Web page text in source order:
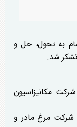
به تحول، حل و
شد.
مکانیزاسیون
شرکت مرغ مادر و